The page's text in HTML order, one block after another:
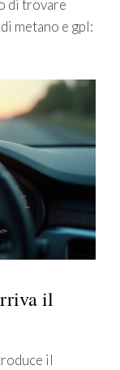
di trovare
metano e gpl:
il
il